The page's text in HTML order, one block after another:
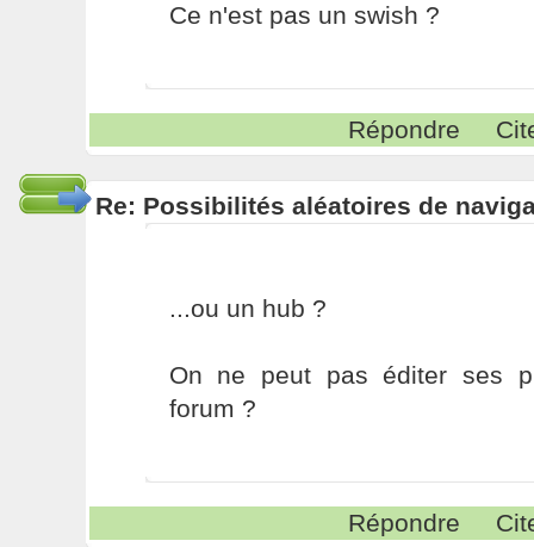
Ce n'est pas un swish ?
Répondre
Re: Possibilités aléatoires de
...ou un hub ?
On ne peut pas éditer ses
forum ?
Répondre